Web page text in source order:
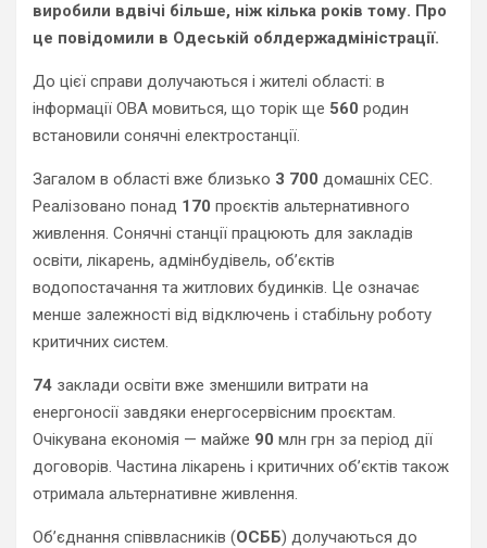
виробили вдвічі більше, ніж кілька років тому. Про
це повідомили в Одеській облдержадміністрації.
До цієї справи долучаються і жителі області: в
інформації ОВА мовиться, що торік ще 560 родин
встановили сонячні електростанції.
Загалом в області вже близько 3 700 домашніх СЕС.
Реалізовано понад 170 проєктів альтернативного
живлення. Сонячні станції працюють для закладів
освіти, лікарень, адмінбудівель, об’єктів
водопостачання та житлових будинків. Це означає
менше залежності від відключень і стабільну роботу
критичних систем.
74 заклади освіти вже зменшили витрати на
енергоносії завдяки енергосервісним проєктам.
Очікувана економія — майже 90 млн грн за період дії
договорів. Частина лікарень і критичних об’єктів також
отримала альтернативне живлення.
Об’єднання співвласників (ОСББ) долучаються до